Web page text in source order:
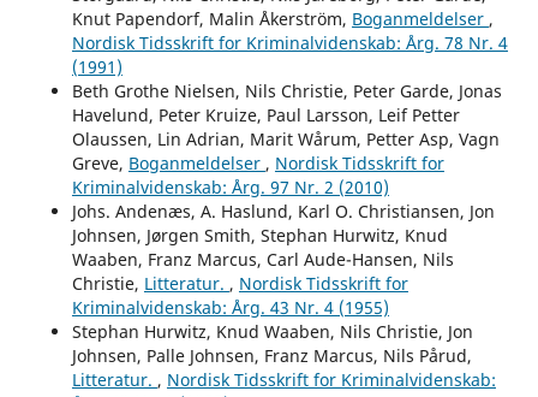
Knut Papendorf, Malin Åkerström, Boganmeldelser ,
Nordisk Tidsskrift for Kriminalvidenskab: Årg. 78 Nr. 4
(1991)
Beth Grothe Nielsen, Nils Christie, Peter Garde, Jonas
Havelund, Peter Kruize, Paul Larsson, Leif Petter
Olaussen, Lin Adrian, Marit Wårum, Petter Asp, Vagn
Greve, Boganmeldelser , Nordisk Tidsskrift for
Kriminalvidenskab: Årg. 97 Nr. 2 (2010)
Johs. Andenæs, A. Haslund, Karl O. Christiansen, Jon
Johnsen, Jørgen Smith, Stephan Hurwitz, Knud
Waaben, Franz Marcus, Carl Aude-Hansen, Nils
Christie, Litteratur. , Nordisk Tidsskrift for
Kriminalvidenskab: Årg. 43 Nr. 4 (1955)
Stephan Hurwitz, Knud Waaben, Nils Christie, Jon
Johnsen, Palle Johnsen, Franz Marcus, Nils Pårud,
Litteratur. , Nordisk Tidsskrift for Kriminalvidenskab: